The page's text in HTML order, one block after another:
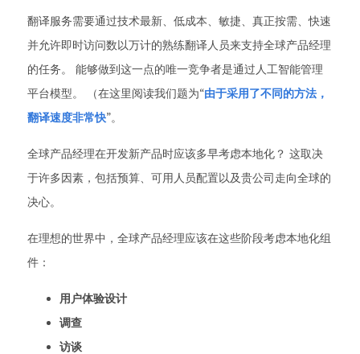
翻译服务需要通过技术最新、低成本、敏捷、真正按需、快速
并允许即时访问数以万计的熟练翻译人员来支持全球产品经理
的任务。 能够做到这一点的唯一竞争者是通过人工智能管理
平台模型。 （在这里阅读我们题为“由于采用了不同的方法，
翻译速度非常快”。
全球产品经理在开发新产品时应该多早考虑本地化？ 这取决
于许多因素，包括预算、可用人员配置以及贵公司走向全球的
决心。
在理想的世界中，全球产品经理应该在这些阶段考虑本地化组
件：
用户体验设计
调查
访谈